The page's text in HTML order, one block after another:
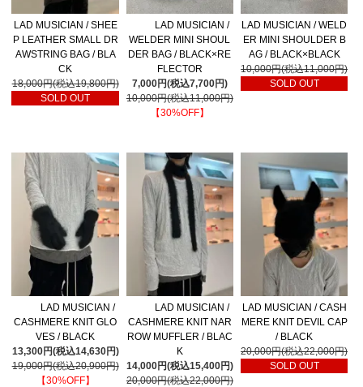
LAD MUSICIAN / SHEE
P LEATHER SMALL DR
AWSTRING BAG / BLA
CK
18,000円(税込19,800円)
SOLD OUT
LAD MUSICIAN /
WELDER MINI SHOUL
DER BAG / BLACK×RE
FLECTOR
7,000円(税込7,700円)
10,000円(税込11,000円)
【30%OFF】
LAD MUSICIAN / WELD
ER MINI SHOULDER B
AG / BLACK×BLACK
10,000円(税込11,000円)
SOLD OUT
LAD MUSICIAN /
CASHMERE KNIT GLO
VES / BLACK
13,300円(税込14,630円)
19,000円(税込20,900円)
【30%OFF】
LAD MUSICIAN /
CASHMERE KNIT NAR
ROW MUFFLER / BLAC
K
14,000円(税込15,400円)
20,000円(税込22,000円)
LAD MUSICIAN / CASH
MERE KNIT DEVIL CAP
/ BLACK
20,000円(税込22,000円)
SOLD OUT